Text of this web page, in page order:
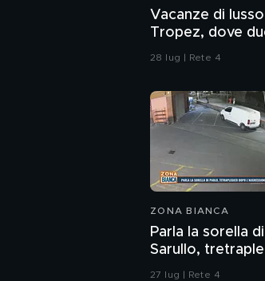
Vacanze di
Tropez, dove
costano 800
28 lug | Rete 4
ZONA BIANCA
Parla la sorella
Sarullo,
dopo
27 lug | Rete 4